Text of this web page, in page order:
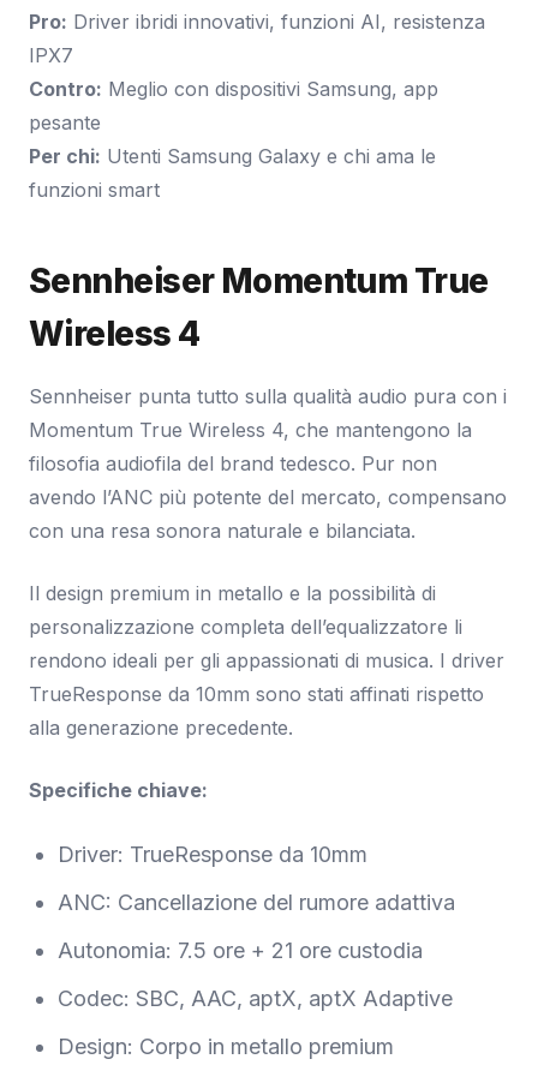
Pro: Driver ibridi innovativi, funzioni AI, resistenza
IPX7
Contro: Meglio con dispositivi Samsung, app
pesante
Per chi: Utenti Samsung Galaxy e chi ama le
funzioni smart
Sennheiser Momentum True
Wireless 4
Sennheiser punta tutto sulla qualità audio pura con i
Momentum True Wireless 4, che mantengono la
filosofia audiofila del brand tedesco. Pur non
avendo l’ANC più potente del mercato, compensano
con una resa sonora naturale e bilanciata.
Il design premium in metallo e la possibilità di
personalizzazione completa dell’equalizzatore li
rendono ideali per gli appassionati di musica. I driver
TrueResponse da 10mm sono stati affinati rispetto
alla generazione precedente.
Specifiche chiave:
Driver: TrueResponse da 10mm
ANC: Cancellazione del rumore adattiva
Autonomia: 7.5 ore + 21 ore custodia
Codec: SBC, AAC, aptX, aptX Adaptive
Design: Corpo in metallo premium